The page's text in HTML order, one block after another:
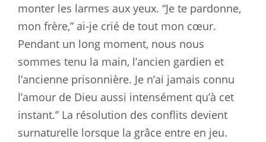
monter les larmes aux yeux. “Je te pardonne,
mon frère,” ai-je crié de tout mon cœur.
Pendant un long moment, nous nous
sommes tenu la main, l’ancien gardien et
l’ancienne prisonnière. Je n’ai jamais connu
l’amour de Dieu aussi intensément qu’à cet
instant.” La résolution des conflits devient
surnaturelle lorsque la grâce entre en jeu.